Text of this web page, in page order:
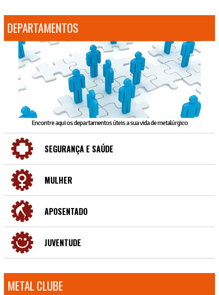
DEPARTAMENTOS
Encontre aqui os departamentos úteis a sua vida de metalúrgico
SEGURANÇA E SAÚDE
MULHER
APOSENTADO
JUVENTUDE
METAL CLUBE